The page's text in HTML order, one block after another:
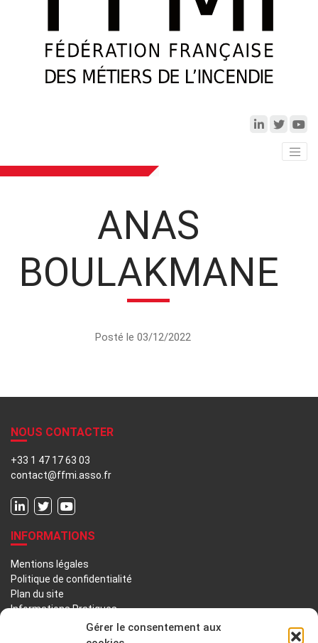
Gérer le consentement aux
ANAS
BOULAKMANE
Posté le 03/12/2022
NOUS CONTACTER
+33 1 47 17 63 03
contact@ffmi.asso.fr
INFORMATIONS
Mentions légales
Politique de confidentialité
Plan du site
Informations Pratiques